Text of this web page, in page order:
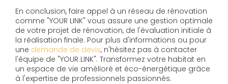
En conclusion, faire appel à un réseau de rénovation
comme "YOUR LINK" vous assure une gestion optimale
de votre projet de rénovation, de l'évaluation initiale à
la réalisation finale. Pour plus d'informations ou pour
une demande de devis, n'hésitez pas à contacter
l'équipe de "YOUR LINK". Transformez votre habitat en
un espace de vie amélioré et éco-énergétique grâce
à l'expertise de professionnels passionnés.